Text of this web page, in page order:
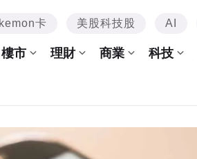
卡 美股科技股 AI
樓市 理財 商業 科技